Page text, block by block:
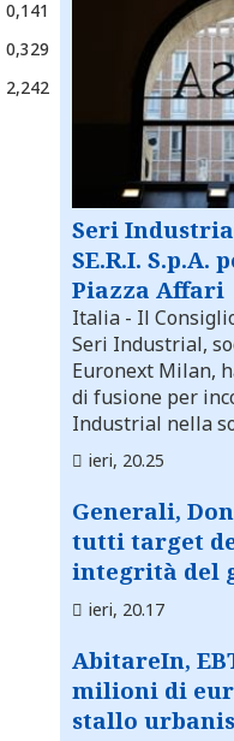
0,141
0,329
2,242
Seri
SE.R.I. S.p.A.
Piazza Affari
Italia - Il
Seri Industrial,
Euronext Milan,
di fusione per
Industrial nella
ieri, 20.25
Generali,
tutti target
integrità del
ieri, 20.17
AbitareIn,
milioni di
stallo